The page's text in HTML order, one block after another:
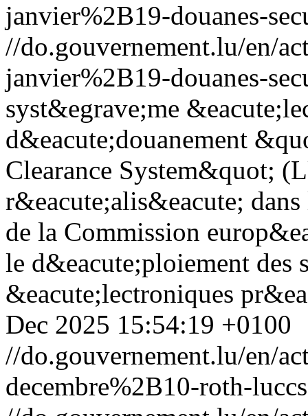
janvier%2B19-douanes-
//do.gouvernement.lu/en/
janvier%2B19-douanes-
syst&egrave;me
d&eacute;douanement
Clearance System&quot;
r&eacute;alis&eacute;
de la Commission
le d&eacute;ploiement des
&eacute;lectroniques
Dec 2025 15:54:19 +0100
//do.gouvernement.lu/en/
decembre%2B10-roth-